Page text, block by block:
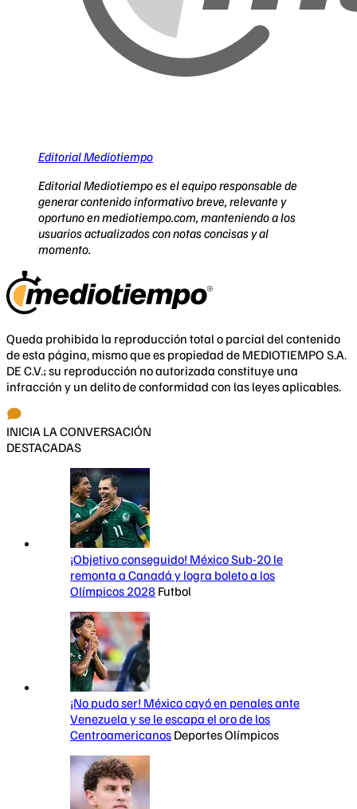
Editorial Mediotiempo
Editorial Mediotiempo es el equipo responsable de
generar contenido informativo breve, relevante y
oportuno en mediotiempo.com, manteniendo a los
usuarios actualizados con notas concisas y al
momento.
Queda prohibida la reproducción total o parcial del contenido
de esta página, mismo que es propiedad de MEDIOTIEMPO S.A.
DE C.V.; su reproducción no autorizada constituye una
infracción y un delito de conformidad con las leyes aplicables.
INICIA LA CONVERSACIÓN
DESTACADAS
¡Objetivo conseguido! México Sub-20 le
remonta a Canadá y logra boleto a los
Olímpicos 2028 Futbol
¡No pudo ser! México cayó en penales ante
Venezuela y se le escapa el oro de los
Centroamericanos Deportes Olímpicos